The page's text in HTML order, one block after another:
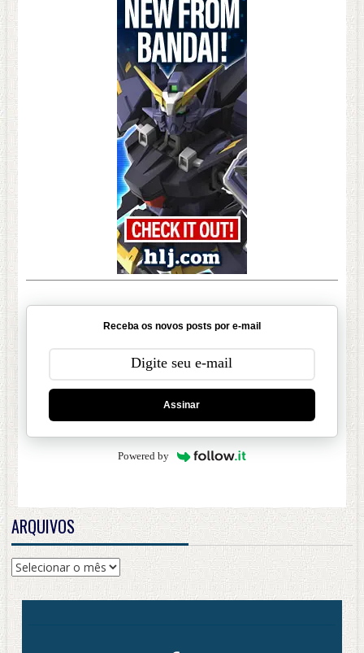
Receba os novos posts por e-mail
Assinar
Powered by
ARQUIVOS
Arquivos